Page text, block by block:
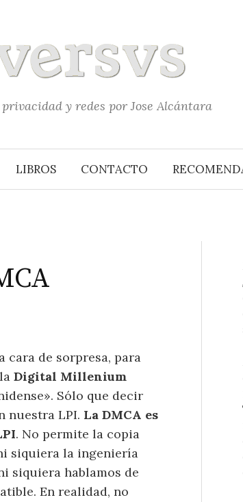
y redes por Jose Alcántara
LIBROS CONTACTO
cara de sorpresa, para
Digital Millenium
Sólo que decir
nuestra LPI. La DMCA es
. No permite la copia
siquiera la ingeniería
siquiera hablamos de
En realidad, no